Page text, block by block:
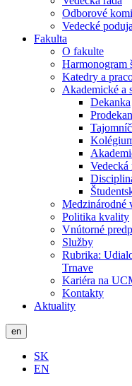
Odborové
Vedecké
Fakulta
O fakulte
Harmonogram
Katedry a
Akademické a
Dekanka
Medzinárodné
Politika kvality
Vnútorné
Služby
Rubrika:
Trnave
Kariéra na
Kontakty
Aktuality
en
SK
EN